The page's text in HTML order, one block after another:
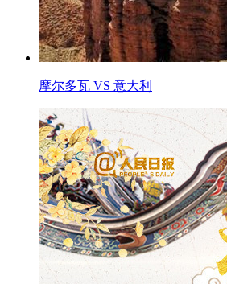
摩尔多瓦 VS 意大利